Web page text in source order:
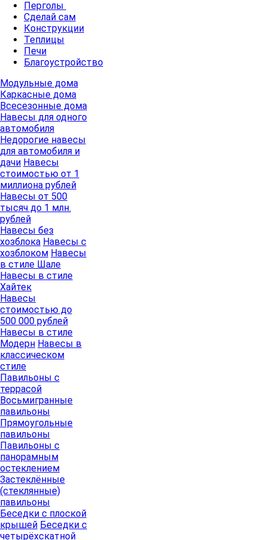
Перголы
Сделай сам
Конструкции
Теплицы
Печи
Благоустройство
Модульные дома
Каркасные дома
Всесезонные дома
Навесы для одного
автомобиля
Недорогие навесы
для автомобиля и
дачи Навесы
стоимостью от 1
миллиона рублей
Навесы от 500
тысяч до 1 млн.
рублей
Навесы без
хозблока Навесы с
хозблоком Навесы
в стиле Шале
Навесы в стиле
Хайтек
Навесы
стоимостью до
500 000 рублей
Навесы в стиле
Модерн Навесы в
классическом
стиле
Павильоны с
террасой
Восьмигранные
павильоны
Прямоугольные
павильоны
Павильоны с
панорамным
остеклением
Застеклённые
(стеклянные)
павильоны
Беседки с плоской
крышей Беседки с
четырёхскатной